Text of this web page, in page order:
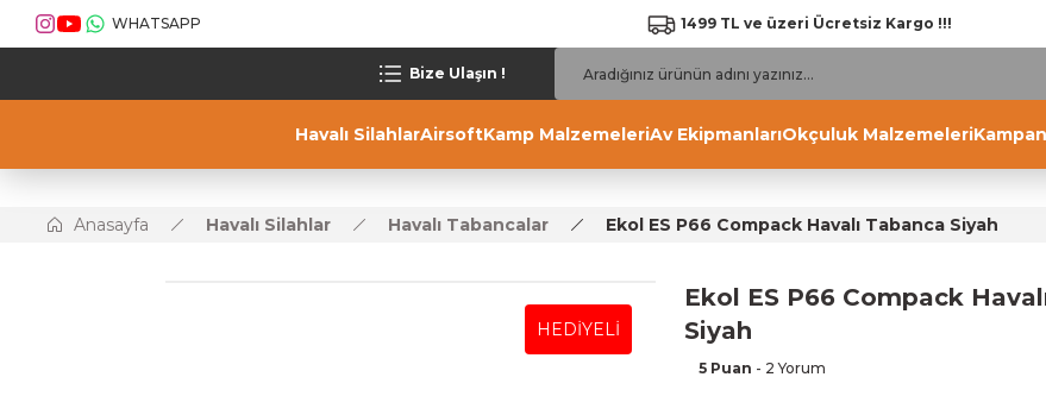
WHATSAPP 1499 TL ve üzeri Ücretsiz Kargo !!!
Bize Ulaşın !
Havalı SilahlarAirsoftKamp MalzemeleriAv EkipmanlarıOkçuluk Malzemeleri
Anasayfa Havalı Silahlar Havalı Tabancalar Ekol ES P66 Compack Havalı Tabanca Siyah
HEDİYELİ
Ekol ES P66 Compack
Siyah
5 Puan - 2 Yorum